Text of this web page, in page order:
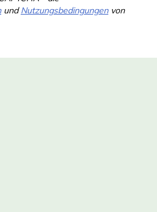
Vogelpopulationen
undNutzungsbedingungenvon